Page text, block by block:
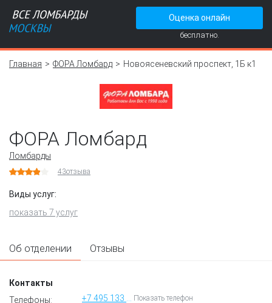
Оценка онлайн
бесплатно.
Главная ФОРА Ломбард Новоясеневский проспект, 1Б к1
ФОРА Ломбард
Ломбарды
43отзыва
Виды услуг:
показать 7 услуг
Об отделении Отзывы
Контакты
Телефоны:
Показать телефон